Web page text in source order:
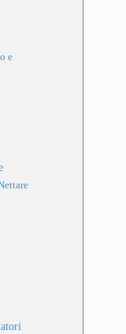
e